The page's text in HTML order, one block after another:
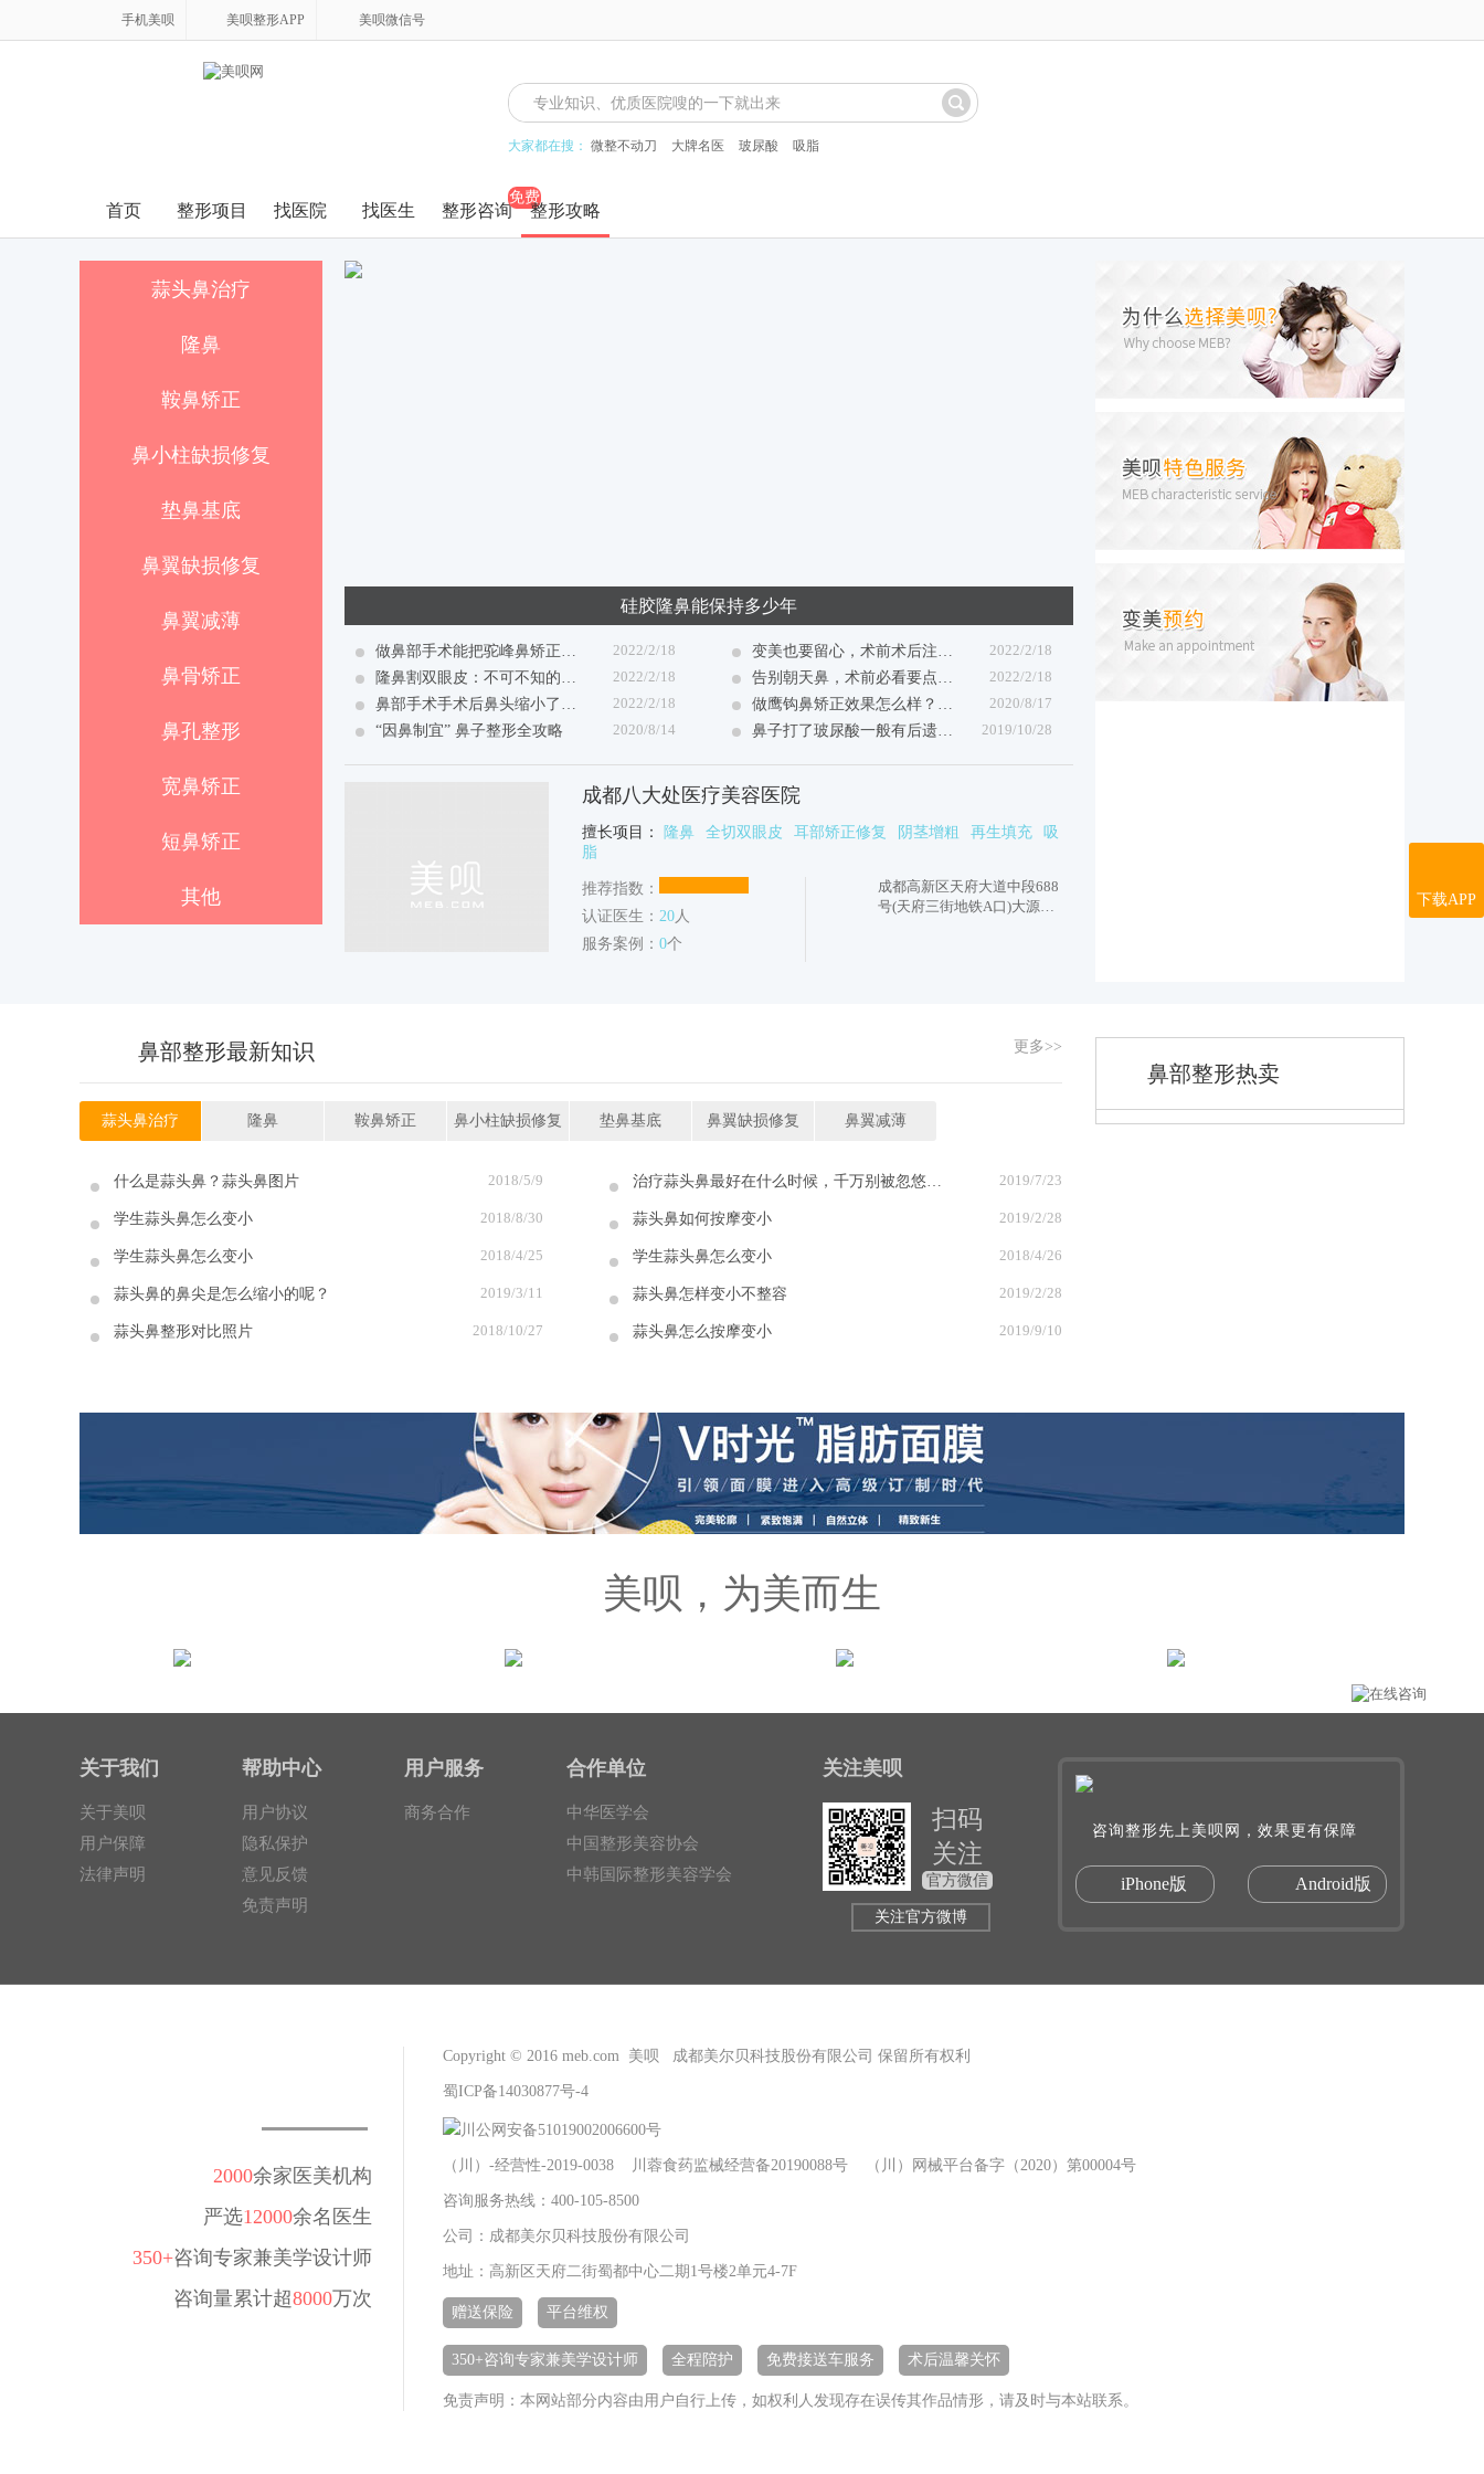
手机美呗 美呗整形APP 美呗微信号
大家都在搜： 微整不动刀 大牌名医 玻尿酸 吸脂
首页 整形项目 找医院 找医生 整形咨询
免费
整形攻略
下载APP
蒜头鼻治疗
隆鼻
鞍鼻矫正
鼻小柱缺损修复
垫鼻基底
鼻翼缺损修复
鼻翼减薄
鼻骨矫正
鼻孔整形
宽鼻矫正
短鼻矫正
其他
硅胶隆鼻能保持多少年
做鼻部手术能把驼峰鼻矫正了吗？ 2022/2/18 变美也要留心，术前术后注意事项别忽略（治疗蒜头鼻）
2022/2/18
隆鼻割双眼皮：不可不知的N种隐患
2022/2/18 告别朝天鼻，术前必看要点！（医嘱说明）
2022/2/18
鼻部手术手术后鼻头缩小了，凸嘴现象也改善啦！
2022/2/18 做鹰钩鼻矫正效果怎么样？鹰钩鼻的手术过程解析！
2020/8/17
“因鼻制宜” 鼻子整形全攻略
2020/8/14 鼻子打了玻尿酸一般有后遗症吗 2019/10/28
成都八大处医疗美容医院
擅长项目： 隆鼻 全切双眼皮 耳部矫正修复 阴茎增粗 再生填充
吸
脂
推荐指数：
认证医生： 20人
服务案例： 0个
成都高新区天府大道中段688
号(天府三街地铁A口)大源国
鼻部整形最新知识 更多>>
蒜头鼻治疗 隆鼻 鞍鼻矫正 鼻小柱缺损修复 垫鼻基底 鼻翼缺损修复 鼻翼减薄
什么是蒜头鼻？蒜头鼻图片 2018/5/9 治疗蒜头鼻最好在什么时候，千万别被忽悠了！（名医说） 2019/7/23
学生蒜头鼻怎么变小 2018/8/30 蒜头鼻如何按摩变小 2019/2/28
学生蒜头鼻怎么变小 2018/4/25 学生蒜头鼻怎么变小 2018/4/26
蒜头鼻的鼻尖是怎么缩小的呢？ 2019/3/11 蒜头鼻怎样变小不整容 2019/2/28
蒜头鼻整形对比照片 2018/10/27 蒜头鼻怎么按摩变小 2019/9/10
鼻部整形热卖
美呗，为美而生
专业
形咨询服务
可靠
程服务
隐私
息外泄
关于我们
关于美呗
用户保障
法律声明
帮助中心
用户协议
隐私保护
意见反馈
免责声明
用户服务
商务合作
合作单位
中华医学会
中国整形美容协会
中韩国际整形美容学会
关注美呗
扫码
关注
官方微信
关注官方微博
咨询整形先上美呗网，效果更有保障
iPhone版 Android版
2000余家医美机构
严选12000余名医生
350+咨询专家兼美学设计师
咨询量累计超8000万次
Copyright © 2016 meb.com 美呗 成都美尔贝科技股份有限公司 保留所有权利
蜀ICP备14030877号-4
川公网安备51019002006600号
（川）-经营性-2019-0038 川蓉食药监械经营备20190088号 （川）网械平台备字（2020）第00004号
咨询服务热线：400-105-8500
公司：成都美尔贝科技股份有限公司
地址：高新区天府二街蜀都中心二期1号楼2单元4-7F
赠送保险 平台维权
350+咨询专家兼美学设计师 全程陪护 免费接送车服务 术后温馨关怀
免责声明：本网站部分内容由用户自行上传，如权利人发现存在误传其作品情形，请及时与本站联系。